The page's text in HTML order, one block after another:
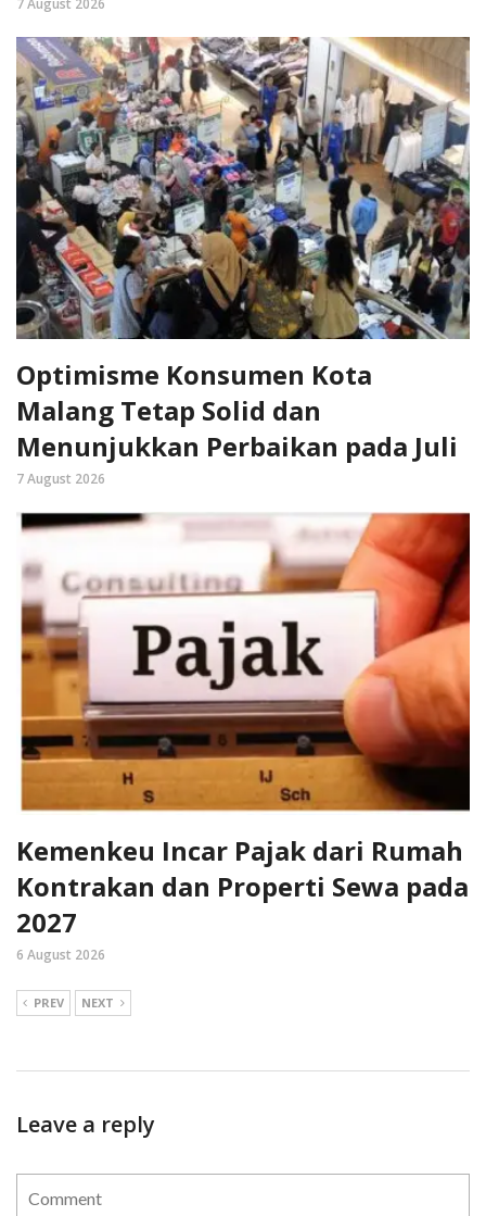
Optimisme Konsumen Kota
Malang Tetap Solid dan
Menunjukkan Perbaikan pada Juli
7 August 2026
Kemenkeu Incar Pajak dari Rumah
Kontrakan dan Properti Sewa pada
2027
6 August 2026
PREV NEXT
Leave a reply